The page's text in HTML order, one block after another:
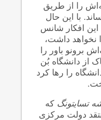
را از طریق
با این حال
افکار شانس
نخواهد داشت،
برونو باور را
از دانشگاه بُن
را رها کرد
تسایتونگ که
دولت مرکزی